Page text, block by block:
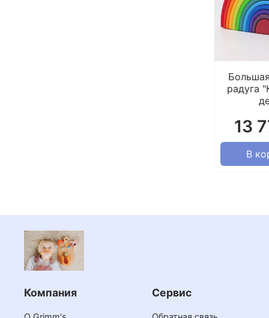
радуга
13
В
Компания Сервис